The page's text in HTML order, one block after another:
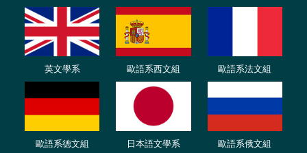
英文學系 歐語系西文組 歐語系法文組
歐語系德文組 日本語文學系 歐語系俄文組